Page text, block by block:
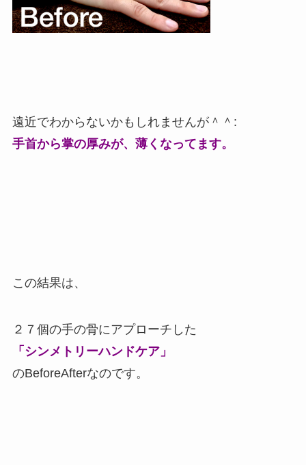
遠近でわからないかもしれませんが＾＾:
手首から掌の厚みが、薄くなってます。
この結果は、
２７個の手の骨にアプローチした
「シンメトリーハンドケア」
のBeforeAfterなのです。